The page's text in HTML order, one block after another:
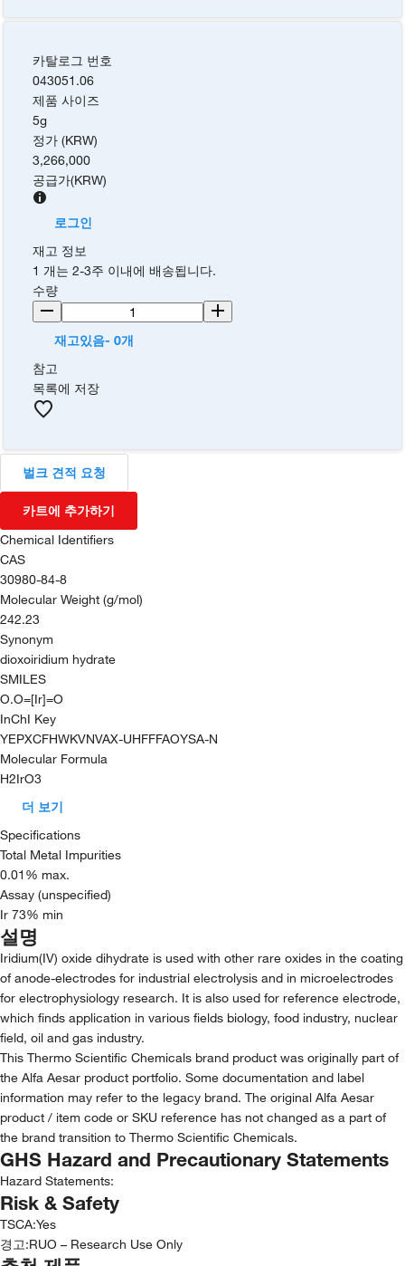
카탈로그 번호
043051.06
제품 사이즈
5g
정가 (KRW)
3,266,000
공급가(KRW)
로그인
재고 정보
1 개는 2-3주 이내에 배송됩니다.
수량
재고있음- 0개
참고
목록에 저장
벌크 견적 요청
카트에 추가하기
Chemical Identifiers
CAS
30980-84-8
Molecular Weight (g/mol)
242.23
Synonym
dioxoiridium hydrate
SMILES
O.O=[Ir]=O
InChI Key
YEPXCFHWKVNVAX-UHFFFAOYSA-N
Molecular Formula
H2IrO3
더 보기
Specifications
Total Metal Impurities
0.01% max.
Assay (unspecified)
Ir 73% min
설명
Iridium(IV) oxide dihydrate is used with other rare oxides in the coating
of anode-electrodes for industrial electrolysis and in microelectrodes
for electrophysiology research. It is also used for reference electrode,
which finds application in various fields biology, food industry, nuclear
field, oil and gas industry.
This Thermo Scientific Chemicals brand product was originally part of
the Alfa Aesar product portfolio. Some documentation and label
information may refer to the legacy brand. The original Alfa Aesar
product / item code or SKU reference has not changed as a part of
the brand transition to Thermo Scientific Chemicals.
GHS Hazard and Precautionary Statements
Hazard Statements:
Risk & Safety
TSCA:Yes
경고:RUO – Research Use Only